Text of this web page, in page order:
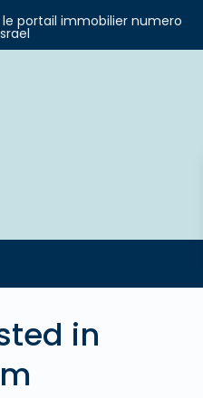
portail immobilier numero
in